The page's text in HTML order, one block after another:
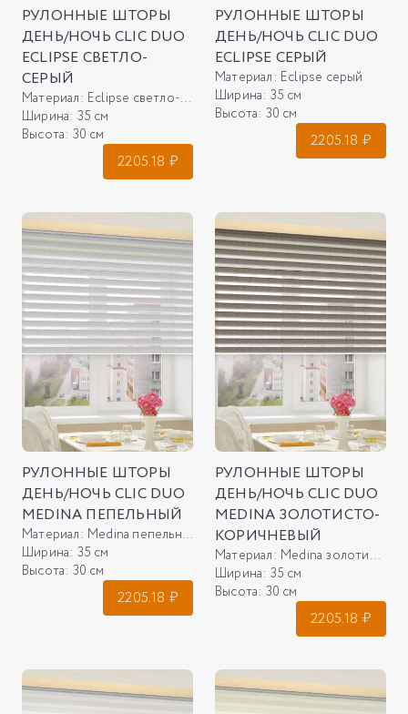
РУЛОННЫЕ ШТОРЫ
ДЕНЬ/НОЧЬ CLIC DUO
ECLIPSE СВЕТЛО-
СЕРЫЙ
Материал: Eclipse светло-серый
Ширина: 35 см
Высота: 30 см
2205.18 ₽
РУЛОННЫЕ ШТОРЫ
ДЕНЬ/НОЧЬ CLIC DUO
ECLIPSE СЕРЫЙ
Материал: Eclipse серый
Ширина: 35 см
Высота: 30 см
2205.18 ₽
РУЛОННЫЕ ШТОРЫ
ДЕНЬ/НОЧЬ CLIC DUO
MEDINA ПЕПЕЛЬНЫЙ
Материал: Medina пепельный
Ширина: 35 см
Высота: 30 см
2205.18 ₽
РУЛОННЫЕ ШТОРЫ
ДЕНЬ/НОЧЬ CLIC DUO
MEDINA ЗОЛОТИСТО-
КОРИЧНЕВЫЙ
Материал: Medina золотисто-коричневый
Ширина: 35 см
Высота: 30 см
2205.18 ₽